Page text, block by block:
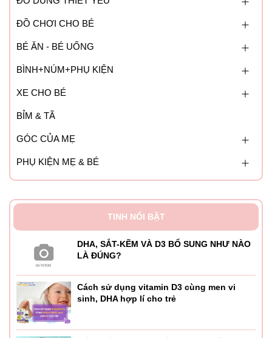
ĐỒ CHƠI CHO BÉ
BÉ ĂN - BÉ UỐNG
BÌNH+NÚM+PHỤ KIỆN
XE CHO BÉ
BỈM & TÃ
GÓC CỦA MẸ
PHỤ KIỆN MẸ & BÉ
TINH NỔI BẬT
DHA, SẮT-KẼM VÀ D3 BỔ SUNG NHƯ NÀO
LÀ ĐÚNG?
Cách sử dụng vitamin D3 cùng men vi
sinh, DHA hợp lí cho trẻ